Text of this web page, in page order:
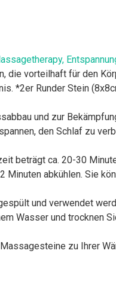
die vorteilhaft für den
*2er Runder Stein
und zur
den Schlaf zu
beträgt ca. 20-30
abkühlen. Sie
und verwendet
Wasser und trocknen
zu Ihrer